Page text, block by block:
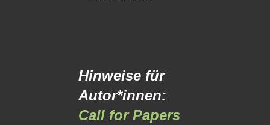
Hinweise für
Autor*innen:
Call for Papers